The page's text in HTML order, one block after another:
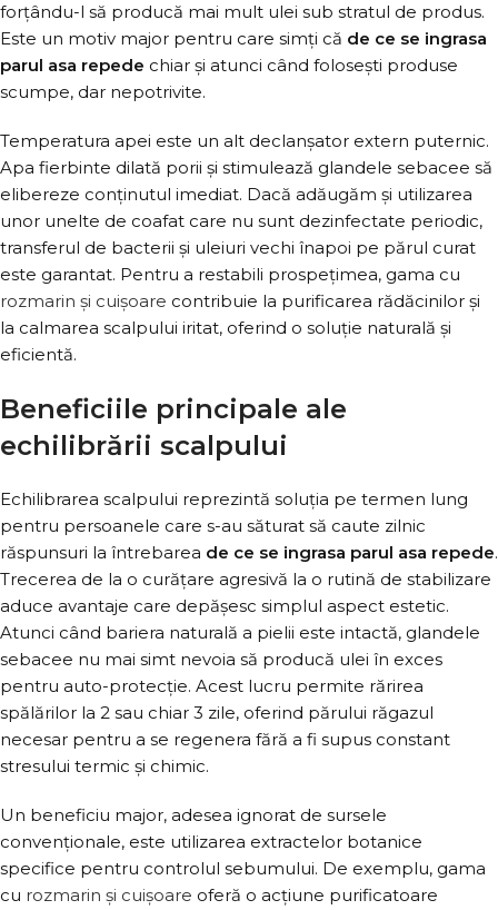
forțându-l să producă mai mult ulei sub stratul de produs.
Este un motiv major pentru care simți că de ce se ingrasa
parul asa repede chiar și atunci când folosești produse
scumpe, dar nepotrivite.
Temperatura apei este un alt declanșator extern puternic.
Apa fierbinte dilată porii și stimulează glandele sebacee să
elibereze conținutul imediat. Dacă adăugăm și utilizarea
unor unelte de coafat care nu sunt dezinfectate periodic,
transferul de bacterii și uleiuri vechi înapoi pe părul curat
este garantat. Pentru a restabili prospețimea, gama cu
rozmarin și cuișoare contribuie la purificarea rădăcinilor și
la calmarea scalpului iritat, oferind o soluție naturală și
eficientă.
Beneficiile principale ale
echilibrării scalpului
Echilibrarea scalpului reprezintă soluția pe termen lung
pentru persoanele care s-au săturat să caute zilnic
răspunsuri la întrebarea de ce se ingrasa parul asa repede.
Trecerea de la o curățare agresivă la o rutină de stabilizare
aduce avantaje care depășesc simplul aspect estetic.
Atunci când bariera naturală a pielii este intactă, glandele
sebacee nu mai simt nevoia să producă ulei în exces
pentru auto-protecție. Acest lucru permite rărirea
spălărilor la 2 sau chiar 3 zile, oferind părului răgazul
necesar pentru a se regenera fără a fi supus constant
stresului termic și chimic.
Un beneficiu major, adesea ignorat de sursele
convenționale, este utilizarea extractelor botanice
specifice pentru controlul sebumului. De exemplu, gama
cu rozmarin și cuișoare oferă o acțiune purificatoare